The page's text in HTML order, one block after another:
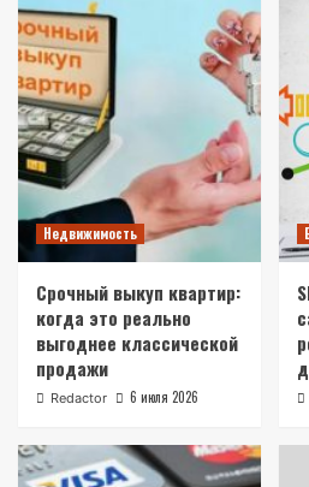
Недвижимость
Срочный выкуп квартир:
когда это реально
выгоднее классической
продажи
Redactor 6 июля 2026